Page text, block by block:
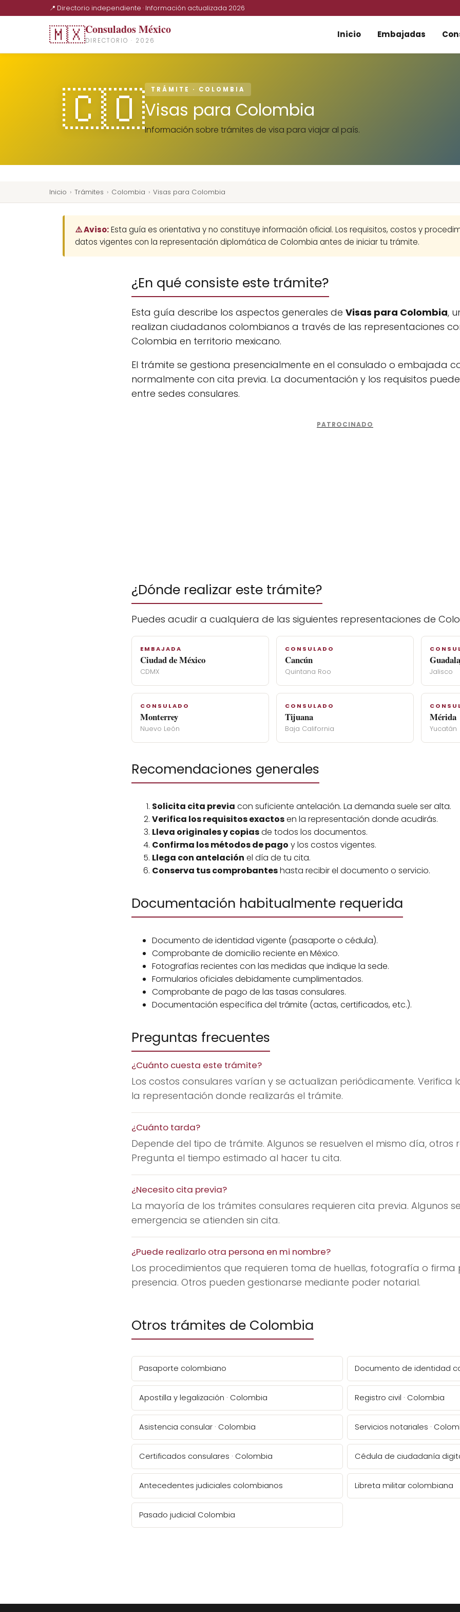
📍 Directorio independiente · Información actualizada 2026
🇲🇽Consulados México
DIRECTORIO · 2026
Inicio Embajadas
🇨🇴 TRÁMITE · COLOMBIA
Visas para Colombia
Información sobre trámites de visa para viajar al país.
Inicio › Trámites › Colombia › Visas para Colombia
⚠️ Aviso:Esta guía es orientativa y no constituye información oficial. Los requisitos, costos y
datos vigentes con la representación diplomática de Colombia antes de iniciar tu trámite.
¿En qué consiste este trámite?
Esta guía describe los aspectos generales de Visas para Colombia,
realizan ciudadanos colombianos a través de las representaciones
Colombia en territorio mexicano.
El trámite se gestiona presencialmente en el consulado o embajada
normalmente con cita previa. La documentación y los requisitos
entre sedes consulares.
¿Dónde realizar este trámite?
Puedes acudir a cualquiera de las siguientes representaciones de
EMBAJADA
Ciudad de México
CDMX
CONSULADO
Cancún
Quintana Roo Jalisco
CONSULADO
Monterrey
Nuevo León
CONSULADO
Tijuana
Baja California
Mérida
Yucatán
Recomendaciones generales
Solicita cita previa con suficiente antelación. La demanda suele ser alta.
Verifica los requisitos exactosen la representación donde acudirás.
Lleva originales y copiasde todos los documentos.
Confirma los métodos de pago y los costos vigentes.
Llega con antelación el día de tu cita.
Conserva tus comprobanteshasta recibir el documento o servicio.
Documentación habitualmente requerida
Documento de identidad vigente (pasaporte o cédula).
Comprobante de domicilio reciente en México.
Fotografías recientes con las medidas que indique la sede.
Formularios oficiales debidamente cumplimentados.
Comprobante de pago de las tasas consulares.
Documentación específica del trámite (actas, certificados, etc.).
Preguntas frecuentes
¿Cuánto cuesta este trámite?
Los costos consulares varían y se actualizan periódicamente. Verifica
la representación donde realizarás el trámite.
¿Cuánto tarda?
Depende del tipo de trámite. Algunos se resuelven el mismo día, otros
Pregunta el tiempo estimado al hacer tu cita.
¿Necesito cita previa?
La mayoría de los trámites consulares requieren cita previa. Algunos
emergencia se atienden sin cita.
¿Puede realizarlo otra persona en mi nombre?
Los procedimientos que requieren toma de huellas, fotografía o firma
presencia. Otros pueden gestionarse mediante poder notarial.
Otros trámites de Colombia
Pasaporte colombiano Documento de identidad
Apostilla y legalización · Colombia Registro civil · Colombia
Asistencia consular · Colombia Servicios notariales ·
Certificados consulares · Colombia Cédula de ciudadanía
Antecedentes judiciales colombianos Libreta militar colombiana
Pasado judicial Colombia